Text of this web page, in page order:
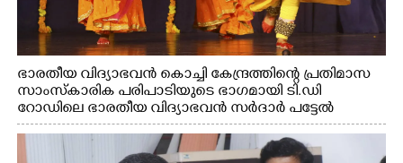
ഭാരതീയ വിദ്യാഭവൻ കൊച്ചി കേന്ദ്രത്തിന്റെ പ്രതിമാസ
സാംസ്കാരിക പരിപാടിയുടെ ഭാഗമായി ടി.ഡി
റോഡിലെ ഭാരതീയ വിദ്യാഭവൻ സർദാർ പട്ടേൽ
സഭാഗൃഹത്തിൽ എം. അക്ഷതയുടെ നേതൃത്വത്തിൽ
അവതരിപ്പിച്ച ലയ നമൻ കഥക് നൃത്തത്തിൽ നിന്ന്